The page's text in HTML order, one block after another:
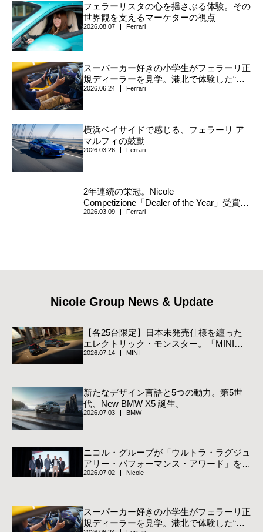
フェラーリスタの心を揺さぶる体験。その
世界観を支えるマーケターの視点
2026.08.07 Ferrari
スーパーカー好きの小学生がフェラーリ正
規ディーラーを見学。港北で体験した“跳
ね馬”の世界
2026.06.24 Ferrari
横浜ベイサイドで感じる、フェラーリ ア
マルフィの鼓動
2026.03.26 Ferrari
2年連続の栄冠。Nicole
Competizione「Dealer of the Year」受賞と
記念イベント開催のお知らせ
2026.03.09 Ferrari
Nicole Group News & Update
【各25台限定】日本未発売仕様を纏った
エレクトリック・モンスター。「MINI
JCW Track Style Edition」登場
2026.07.14 MINI
新たなデザイン言語と5つの動力。第5世
代、New BMW X5 誕生。
2026.07.03 BMW
ニコル・グループが「ウルトラ・ラグジュ
アリー・パフォーマンス・アワード」を受
賞
2026.07.02 Nicole
スーパーカー好きの小学生がフェラーリ正
規ディーラーを見学。港北で体験した“跳